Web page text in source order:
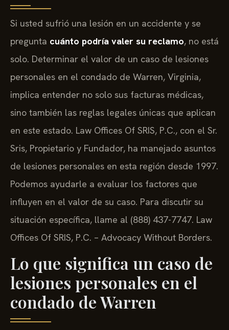
Si usted sufrió una lesión en un accidente y se
pregunta cuánto podría valer su reclamo, no está
solo. Determinar el valor de un caso de lesiones
personales en el condado de Warren, Virginia,
implica entender no solo sus facturas médicas,
sino también las reglas legales únicas que aplican
en este estado. Law Offices Of SRIS, P.C., con el Sr.
Sris, Propietario y Fundador, ha manejado asuntos
de lesiones personales en esta región desde 1997.
Podemos ayudarle a evaluar los factores que
influyen en el valor de su caso. Para discutir su
situación específica, llame al (888) 437-7747. Law
Offices Of SRIS, P.C. – Advocacy Without Borders.
Lo que significa un caso de
lesiones personales en el
condado de Warren